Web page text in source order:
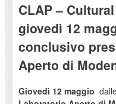
CLAP –
giovedì 12
conclusivo
Aperto di
Giovedì 12 maggio